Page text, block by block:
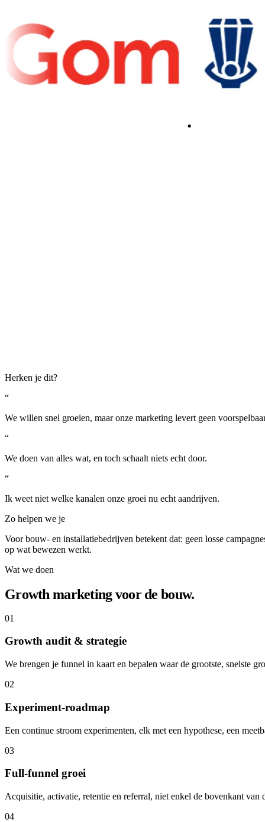
Herken je dit?
“
We willen snel groeien, maar onze marketing levert geen
“
We doen van alles wat, en toch schaalt niets echt door.
“
Ik weet niet welke kanalen onze groei nu echt aandrijven.
Zo helpen we je
Voor bouw- en installatiebedrijven betekent dat: geen losse
op wat bewezen werkt.
Wat we doen
Growth marketing voor de bouw.
01
Growth audit & strategie
We brengen je funnel in kaart en bepalen waar de grootste, snelste
02
Experiment-roadmap
Een continue stroom experimenten, elk met een hypothese, een
03
Full-funnel groei
Acquisitie, activatie, retentie en referral, niet enkel de bovenkant van
04